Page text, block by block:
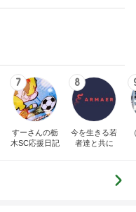
7
すーさんの栃
木SC応援日記
8
今を生きる若
者達と共に